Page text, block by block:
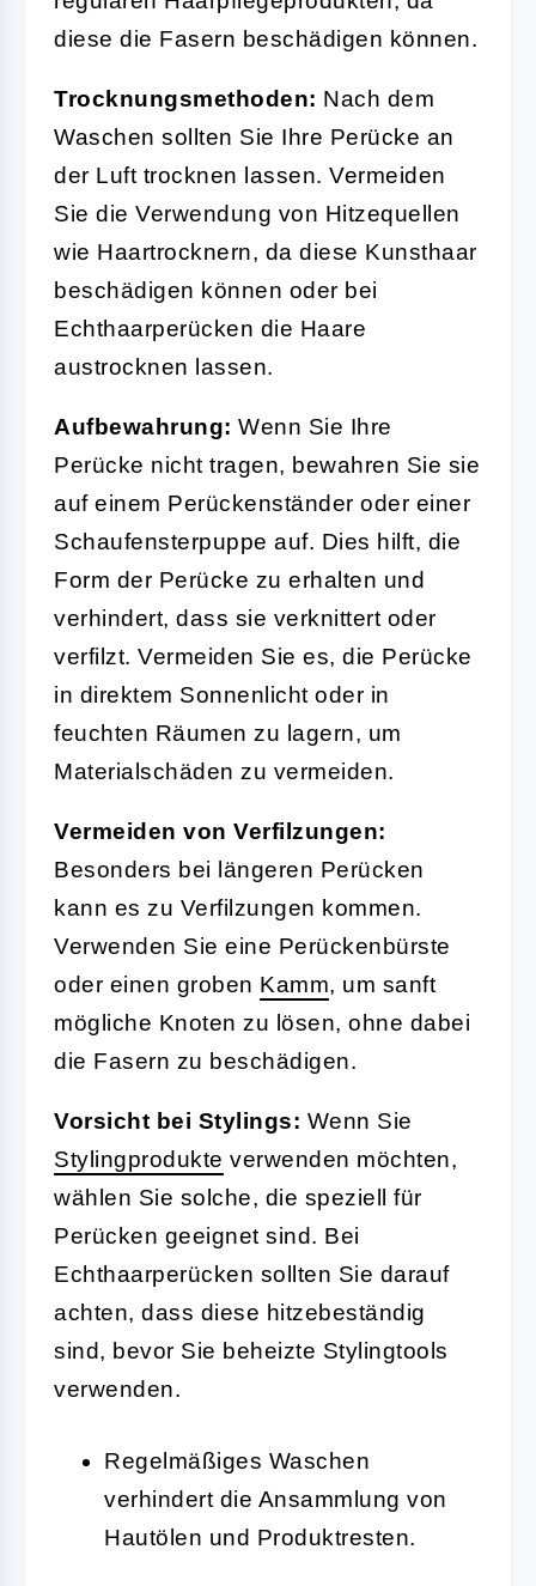
diese die Fasern beschädigen können.
Trocknungsmethoden: Nach dem
Waschen sollten Sie Ihre Perücke an
der Luft trocknen lassen. Vermeiden
Sie die Verwendung von Hitzequellen
wie Haartrocknern, da diese Kunsthaar
beschädigen können oder bei
Echthaarperücken die Haare
austrocknen lassen.
Aufbewahrung: Wenn Sie Ihre
Perücke nicht tragen, bewahren Sie sie
auf einem Perückenständer oder einer
Schaufensterpuppe auf. Dies hilft, die
Form der Perücke zu erhalten und
verhindert, dass sie verknittert oder
verfilzt. Vermeiden Sie es, die Perücke
in direktem Sonnenlicht oder in
feuchten Räumen zu lagern, um
Materialschäden zu vermeiden.
Vermeiden von Verfilzungen:
Besonders bei längeren Perücken
kann es zu Verfilzungen kommen.
Verwenden Sie eine Perückenbürste
oder einen groben Kamm, um sanft
mögliche Knoten zu lösen, ohne dabei
die Fasern zu beschädigen.
Vorsicht bei Stylings: Wenn Sie
Stylingprodukte verwenden möchten,
wählen Sie solche, die speziell für
Perücken geeignet sind. Bei
Echthaarperücken sollten Sie darauf
achten, dass diese hitzebeständig
sind, bevor Sie beheizte Stylingtools
verwenden.
Regelmäßiges Waschen
verhindert die Ansammlung von
Hautölen und Produktresten.